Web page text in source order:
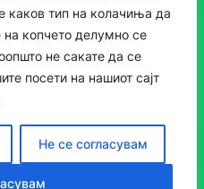
каков тип на колачиња да
на копчето делумно се
не сакате да се
посети на нашиот сајт
Не се согласувам
Facebook
до останати локации